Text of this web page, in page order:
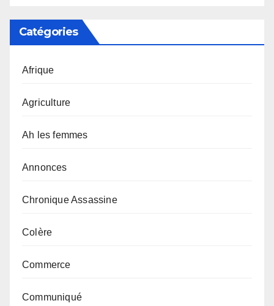
Catégories
Afrique
Agriculture
Ah les femmes
Annonces
Chronique Assassine
Colère
Commerce
Communiqué